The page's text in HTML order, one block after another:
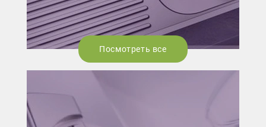
Посмотреть все